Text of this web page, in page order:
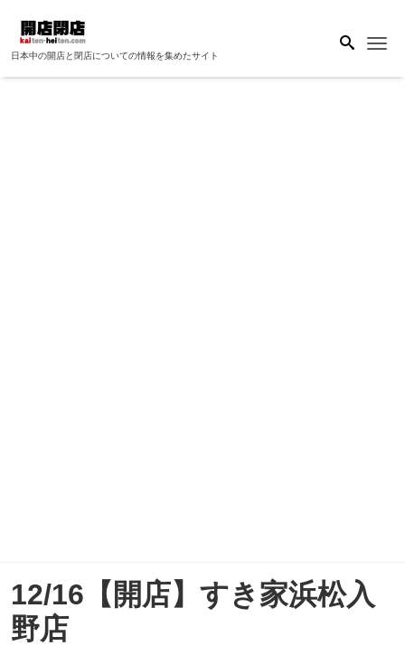
日本中の開店と閉店についての情報を集めたサイト
12/16【開店】すき家浜松入
野店